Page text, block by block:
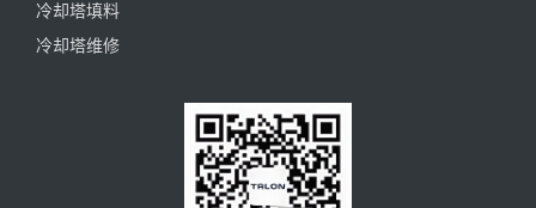
冷却塔填料
冷却塔维修